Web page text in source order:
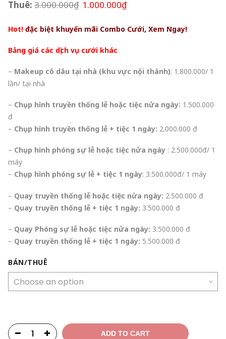
Thuê: 3.000.000₫ 1.000.000₫
Hot! đặc biệt khuyến mãi Combo Cưới, Xem Ngay!
Bảng giá các dịch vụ cưới khác
– Makeup cô dâu tại nhà (khu vực nội thành): 1.800.000/ 1
lần/ tại nhà
– Chụp hình truyền thống lễ hoặc tiệc nửa ngày: 1.500.000
đ
– Chụp hình truyền thống lễ + tiệc 1 ngày: 2.000.000 đ
– Chụp hình phóng sự lễ hoặc tiệc nửa ngày : 2.500.000đ/ 1
máy
– Chụp hình phóng sự lễ + tiệc 1 ngày: 3.500.000đ/ 1 máy
– Quay truyền thống lễ hoặc tiệc nửa ngày: 2.500.000 đ
– Quay truyền thống lễ + tiệc 1 ngày: 3.500.000 đ
– Quay Phóng sự lễ hoặc tiệc nửa ngày: 3.500.000 đ
– Quay truyền thống lễ + tiệc 1 ngày: 5.500.000 đ
BÁN/THUÊ
ADD TO CART